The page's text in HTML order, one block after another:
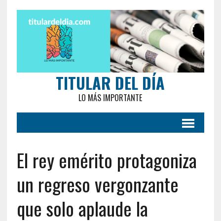
TITULAR DEL DÍA
LO MÁS IMPORTANTE
El rey emérito protagoniza
un regreso vergonzante
que solo aplaude la